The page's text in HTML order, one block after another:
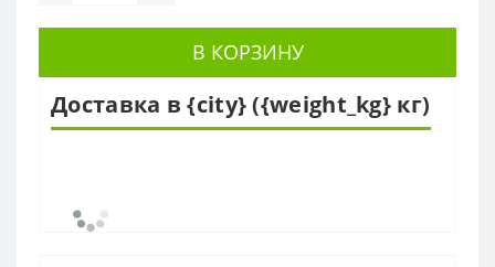
В КОРЗИНУ
Доставка в {city} ({weight_kg} кг)